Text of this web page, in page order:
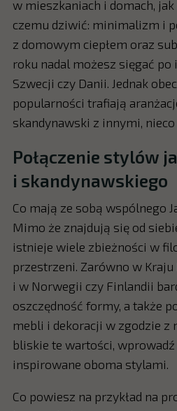
w mieszkaniach i domach,
czemu dziwić: minimalizm i
z domowym ciepłem oraz
roku nadal możesz sięgać
Szwecji czy Danii. Jednak
popularności trafiają
skandynawski z innymi, nieco
Połączenie stylów
i skandynawskiego
Co mają ze sobą wspólnego
Mimo że znajdują się od
istnieje wiele zbieżności w
przestrzeni. Zarówno w
i w Norwegii czy Finlandii
oszczędność formy, a także
mebli i dekoracji w zgodzie z
bliskie te wartości,
inspirowane oboma stylami.
Co powiesz na przykład na